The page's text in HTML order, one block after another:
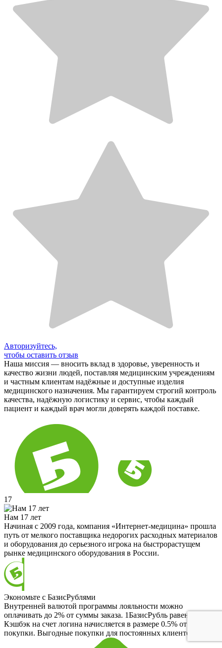
Авторизуйтесь,
чтобы оставить отзыв
Наша миссия — вносить вклад в здоровье, уверенность и
качество жизни людей, поставляя медицинским учреждениям
и частным клиентам надёжные и доступные изделия
медицинского назначения. Мы гарантируем строгий контроль
качества, надёжную логистику и сервис, чтобы каждый
пациент и каждый врач могли доверять каждой поставке.
17
Нам 17 лет
Начиная с 2009 года, компания «Интернет-медицина» прошла
путь от мелкого поставщика недорогих расходных материалов
и оборудования до серьезного игрока на быстрорастущем
рынке медицинского оборудования в России.
Экономьте с БазисРублями
Внутренней валютой программы лояльности можно
оплачивать до 2% от суммы заказа. 1БазисРубль равен 1 RUB.
Кэшбэк на счет логина начисляется в размере 0.5% от
покупки. Выгодные покупки для постоянных клиентов.